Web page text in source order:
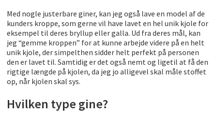
Med nogle justerbare giner, kan jeg også lave en model af de
kunders kroppe, som gerne vil have lavet en hel unik kjole for
eksempel til deres bryllup eller galla. Ud fra deres mål, kan
jeg “gemme kroppen” for at kunne arbejde videre på en helt
unik kjole, der simpelthen sidder helt perfekt på personen
den er lavet til. Samtidig er det også nemt og ligetil at få den
rigtige længde på kjolen, da jeg jo alligevel skal måle stoffet
op, når kjolen skal sys.
Hvilken type gine?